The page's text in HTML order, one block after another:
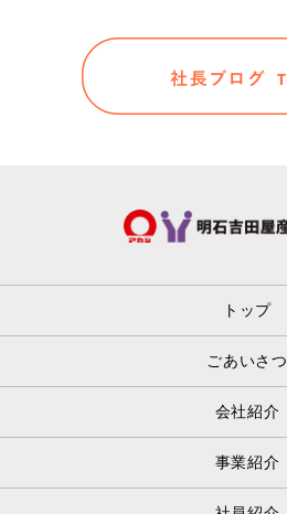
トップ
ごあいさつ
会社紹介
事業紹介